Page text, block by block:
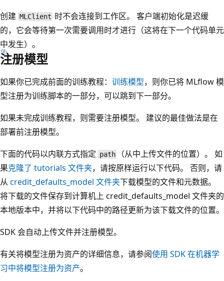
创建 MLClient 时不会连接到工作区。 客户端初始化是迟缓
的，它会等待第一次需要调用时才进行（这将在下一个代码单元
中发生）。
注册模型
如果你已完成前面的训练教程： 训练模型，则你已将 MLflow 模
型注册为训练脚本的一部分，可以跳到下一部分。
如果未完成训练教程，则需要注册模型。 建议的最佳做法是在
部署前注册模型。
下面的代码以内联方式指定 path
（从中上传文件的位置）。 如
果克隆了 tutorials 文件夹，请按原样运行以下代码。 否则，请
从 credit_defaults_model 文件夹下载模型的文件和元数据。
将下载的文件保存到计算机上 credit_defaults_model 文件夹的
本地版本中，并将以下代码中的路径更新为该下载文件的位置。
SDK 会自动上传文件并注册模型。
有关将模型注册为资产的详细信息，请参阅使用 SDK 在机器学
习中将模型注册为资产。